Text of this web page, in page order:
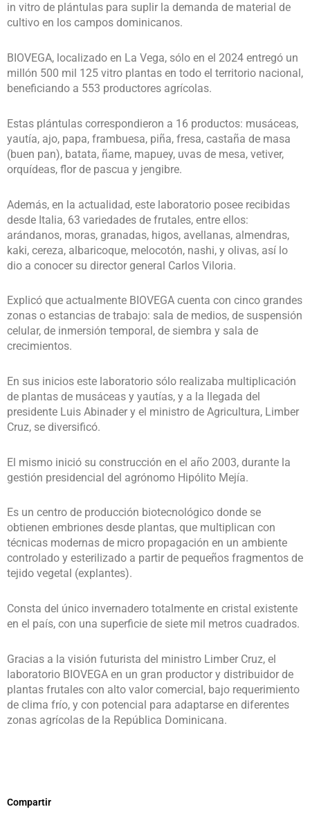
in vitro de plántulas para suplir la demanda de material de
cultivo en los campos dominicanos.
BIOVEGA, localizado en La Vega, sólo en el 2024 entregó un
millón 500 mil 125 vitro plantas en todo el territorio nacional,
beneficiando a 553 productores agrícolas.
Estas plántulas correspondieron a 16 productos: musáceas,
yautía, ajo, papa, frambuesa, piña, fresa, castaña de masa
(buen pan), batata, ñame, mapuey, uvas de mesa, vetiver,
orquídeas, flor de pascua y jengibre.
Además, en la actualidad, este laboratorio posee recibidas
desde Italia, 63 variedades de frutales, entre ellos:
arándanos, moras, granadas, higos, avellanas, almendras,
kaki, cereza, albaricoque, melocotón, nashi, y olivas, así lo
dio a conocer su director general Carlos Viloria.
Explicó que actualmente BIOVEGA cuenta con cinco grandes
zonas o estancias de trabajo: sala de medios, de suspensión
celular, de inmersión temporal, de siembra y sala de
crecimientos.
En sus inicios este laboratorio sólo realizaba multiplicación
de plantas de musáceas y yautías, y a la llegada del
presidente Luis Abinader y el ministro de Agricultura, Limber
Cruz, se diversificó.
El mismo inició su construcción en el año 2003, durante la
gestión presidencial del agrónomo Hipólito Mejía.
Es un centro de producción biotecnológico donde se
obtienen embriones desde plantas, que multiplican con
técnicas modernas de micro propagación en un ambiente
controlado y esterilizado a partir de pequeños fragmentos de
tejido vegetal (explantes).
Consta del único invernadero totalmente en cristal existente
en el país, con una superficie de siete mil metros cuadrados.
Gracias a la visión futurista del ministro Limber Cruz, el
laboratorio BIOVEGA en un gran productor y distribuidor de
plantas frutales con alto valor comercial, bajo requerimiento
de clima frío, y con potencial para adaptarse en diferentes
zonas agrícolas de la República Dominicana.
Compartir